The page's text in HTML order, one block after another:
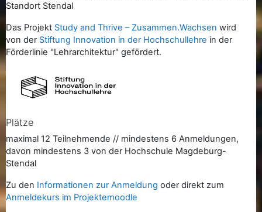
Standort Stendal
Das Projekt Study and Thrive – Zusammen.Wachsen wird
von der Stiftung Innovation in der Hochschullehre in der
Förderlinie "Lehrarchitektur" gefördert.
Plätze
maximal 12 Teilnehmende // mindestens 6 Anmeldungen,
davon mindestens 3 von der Hochschule Magdeburg-
Stendal
Zu den Informationen zur Anmeldung oder direkt zum
Anmeldekurs im Projektemoodle